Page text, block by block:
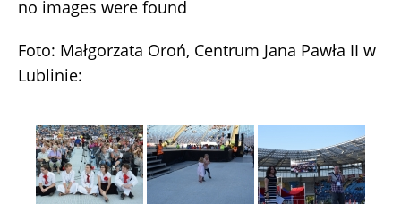
no images were found
Foto: Małgorzata Oroń, Centrum Jana Pawła II w
Lublinie: